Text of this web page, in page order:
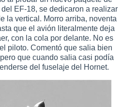
EF-18, se dedicaron a realizar
la vertical. Morro arriba, noventa
que el avión literalmente deja
con la cola por delante. No es
piloto. Comentó que salia bien
que cuando salia casi podía
del fuselaje del Hornet.